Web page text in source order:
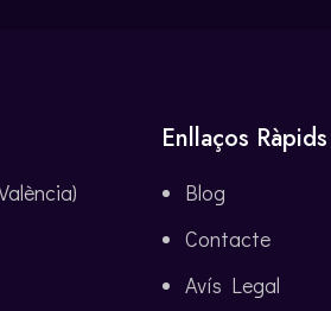
Enllaços Ràpids
Blog
Contacte
Avís Legal